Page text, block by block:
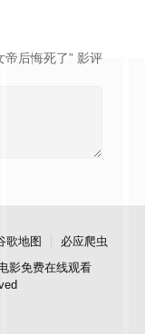
帝后悔死了” 影评
歌地图
必应爬虫
影免费在线观看